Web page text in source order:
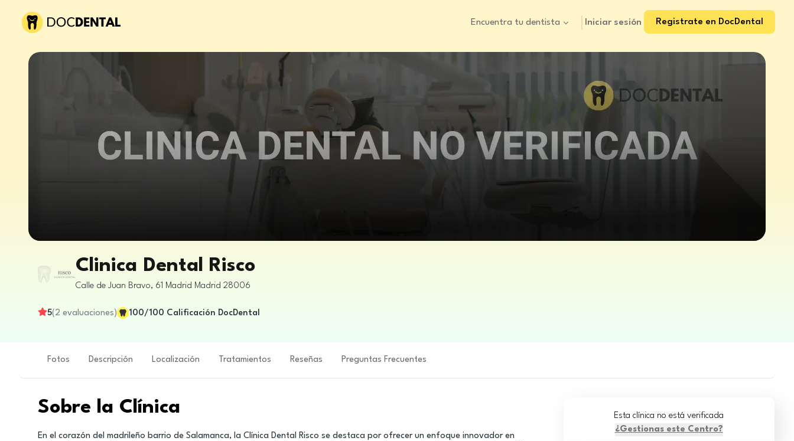
Encuentra tu dentista Iniciar sesión Registrate en DocDental
Clinica Dental Risco
Calle de Juan Bravo, 61 Madrid Madrid 28006
5( 2 evaluaciones) 100/100 Calificación DocDental
Fotos Descripción Localización Tratamientos Reseñas Preguntas Frecuentes
Sobre la Clínica
En el corazón del madrileño barrio de Salamanca, la Clínica Dental Risco se destaca por ofrecer un enfoque innovador en
Esta clínica no está verificada
¿Gestionas este Centro?